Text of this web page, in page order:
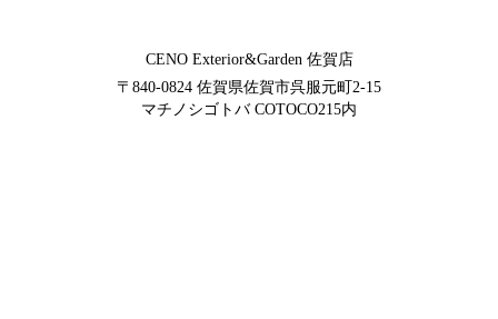
CENO Exterior&Garden 佐賀店
〒840-0824 佐賀県佐賀市呉服元町2-15
マチノシゴトバ COTOCO215内